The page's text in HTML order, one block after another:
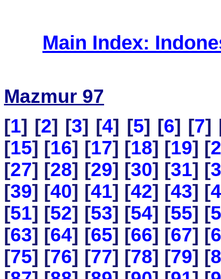
Main Index:
Mazmur 97
[1] [2] [3] [4] [5] [6] [7]
[15] [16] [17] [18] [19] [
[27] [28] [29] [30] [31] [
[39] [40] [41] [42] [43] [
[51] [52] [53] [54] [55] [
[63] [64] [65] [66] [67] [
[75] [76] [77] [78] [79] [